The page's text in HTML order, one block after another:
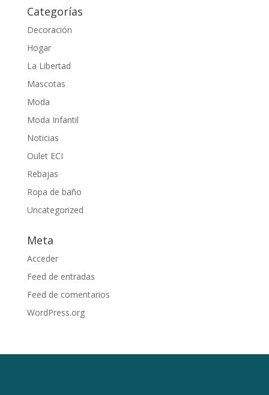
Categorías
Decoración
Hogar
La Libertad
Mascotas
Moda
Moda Infantil
Noticias
Oulet ECI
Rebajas
Ropa de baño
Uncategorized
Meta
Acceder
Feed de entradas
Feed de comentarios
WordPress.org